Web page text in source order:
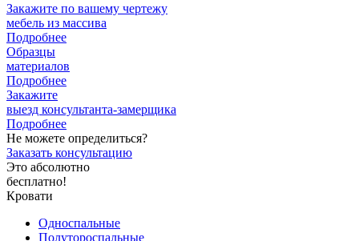
Закажите по вашему чертежу
мебель из массива
Подробнее
Образцы
материалов
Подробнее
Закажите
выезд консультанта-замерщика
Подробнее
Не можете определиться?
Заказать консультацию
Это абсолютно
бесплатно!
Кровати
Односпальные
Полутороспальные